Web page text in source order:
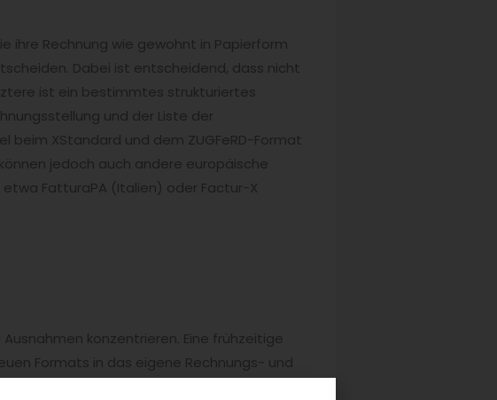
ihre Rechnung wie gewohnt in Papierform
Dabei ist entscheidend, dass nicht
ist ein bestimmtes strukturiertes
und der Liste der
beim XStandard und dem ZUGFeRD-Format
jedoch auch andere europäische
FatturaPA (Italien) oder Factur-X
konzentrieren. Eine frühzeitige
Formats in das eigene Rechnungs- und
und verzichtet auf ‚mal-so-mal-so-